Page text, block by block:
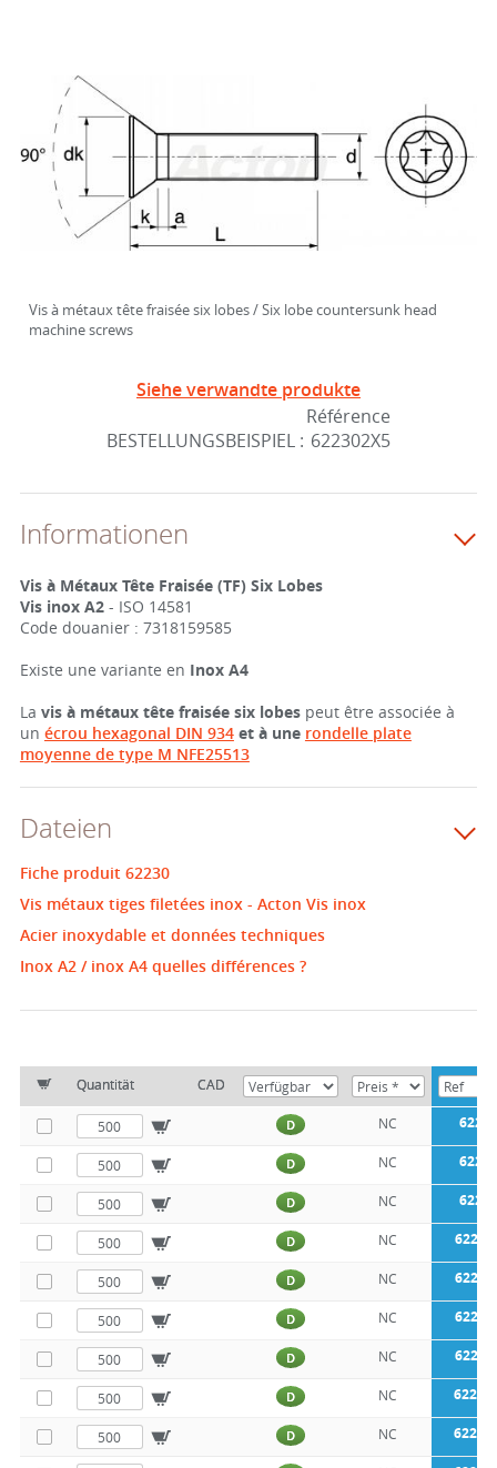
Vis à métaux tête fraisée six lobes / Six lobe countersunk head
machine screws
Siehe verwandte produkte
BESTELLUNGSBEISPIEL :
Référence
622302X5
Informationen
Vis à Métaux Tête Fraisée (TF) Six Lobes
Vis inox A2 - ISO 14581
Code douanier : 7318159585
Existe une variante en Inox A4
La vis à métaux tête fraisée six lobespeut être associée à
un écrou hexagonal DIN 934et à une rondelle plate
moyenne de type M NFE25513
Dateien
Fiche produit 62230
Vis métaux tiges filetées inox - Acton Vis inox
Acier inoxydable et données techniques
Inox A2 / inox A4 quelles différences ?
Quantität CAD
D NC
D NC
D NC
D NC
D NC
D NC
D NC
D NC
D NC